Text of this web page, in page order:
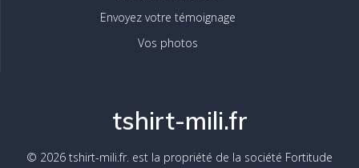
Envoyez votre témoignage
Vos photos
tshirt-mili.fr
© 2026 tshirt-mili.fr. est la propriété de la société Fortitude